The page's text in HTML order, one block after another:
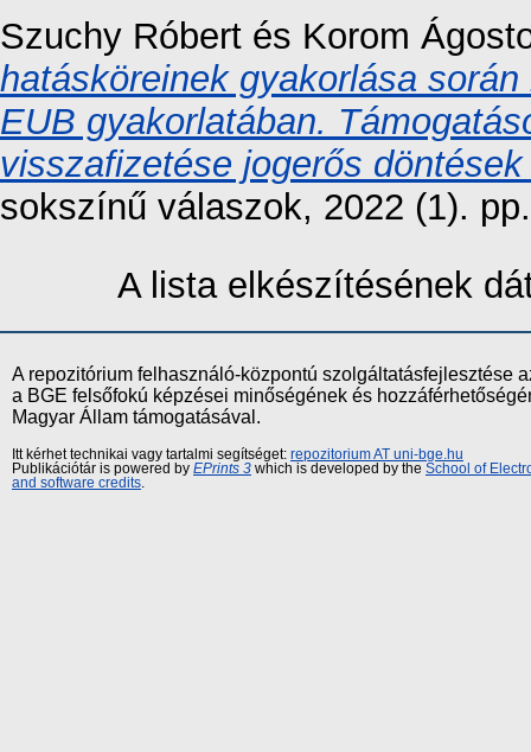
Szuchy Róbert és Korom
hatásköreinek gyakorlása
EUB gyakorlatában.
visszafizetése jogerős
sokszínű válaszok, 2022 (1).
A lista elkészítésének
A repozitórium felhasználó-központú szolgáltatásfejlesztése
a BGE felsőfokú képzései minőségének és
Magyar Állam támogatásával.
Itt kérhet technikai vagy tartalmi segítséget: repozitorium AT uni-bge.hu
Publikációtár is powered by EPrints 3 which is developed by the School of
and software credits